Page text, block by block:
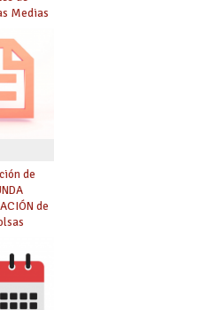
Medias
de
de
a